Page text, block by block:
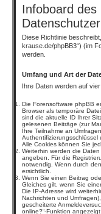
Infoboard des
Diese Richtlinie
krause.de/phpBB3“) (im
werden.
Umfang und Art der
Ihre Daten werden auf
Die Forensoftware phpBB
Browser als temporäre
sind die aktuelle ID Ihrer
gelesenen Beiträge (zur
Ihre Teilnahme an
Authentifizierungsschlüssel
Alle Cookies können Sie
Weiterhin werden die
angeben. Für die
notwendig. Wenn durch
ersichtlich.
Wenn Sie einen Beitrag
Gleiches gilt, wenn Sie
Die IP-Adresse wird
Nachrichten und
gescheiterte
online?“-Funktion